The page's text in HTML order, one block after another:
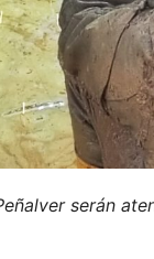
serán